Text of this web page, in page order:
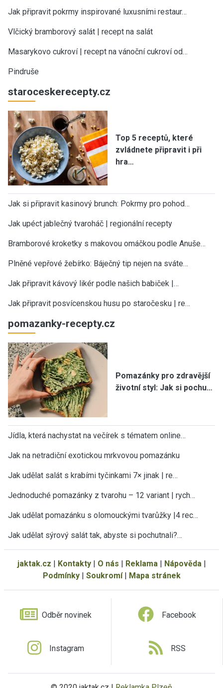
Jak připravit pokrmy inspirované luxusními restaur…
Vlčický bramborový salát | recept na salát
Masarykovo cukroví | recept na vánoční cukroví od…
Pindruše
staroceskerecepty.cz
Top 5 receptů, které
zvládnete připravit i při
hra…
Jak si připravit kasinový brunch: Pokrmy pro pohod…
Jak upéct jablečný tvaroháč | regionální recepty
Bramborové kroketky s makovou omáčkou podle Anuše…
Plněné vepřové žebírko: Báječný tip nejen na sváte…
Jak připravit kávový likér podle našich babiček |…
Jak připravit posvícenskou husu po staročesku | re…
pomazanky-recepty.cz
Pomazánky pro zdravější
životní styl: Jak si pochu…
Jídla, která nachystat na večírek s tématem online…
Jak na netradiční exotickou mrkvovou pomazánku
Jak udělat salát s krabími tyčinkami 7× jinak | re…
Jednoduché pomazánky z tvarohu – 12 variant | rych…
Jak udělat pomazánku s olomouckými tvarůžky |4 rec…
Jak udělat sýrový salát tak, abyste si pochutnali?…
jaktak.cz Kontakty| O nás Reklama| Nápověda|
Podmínky| Soukromí| Mapa stránek
Odběr novinek Facebook
Instagram RSS